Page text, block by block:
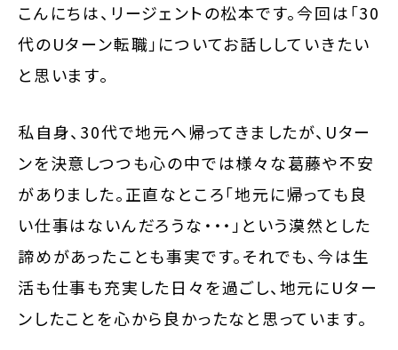
こんにちは、リージェントの松本です。今回は「30
代のUターン転職」についてお話ししていきたい
と思います。
私自身、30代で地元へ帰ってきましたが、Uター
ンを決意しつつも心の中では様々な葛藤や不安
がありました。正直なところ「地元に帰っても良
い仕事はないんだろうな・・・」という漠然とした
諦めがあったことも事実です。それでも、今は生
活も仕事も充実した日々を過ごし、地元にUター
ンしたことを心から良かったなと思っています。